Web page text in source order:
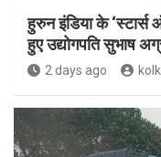
हुरुन इंडिया के
हुए उद्योगपति सुभाष
2 days ago